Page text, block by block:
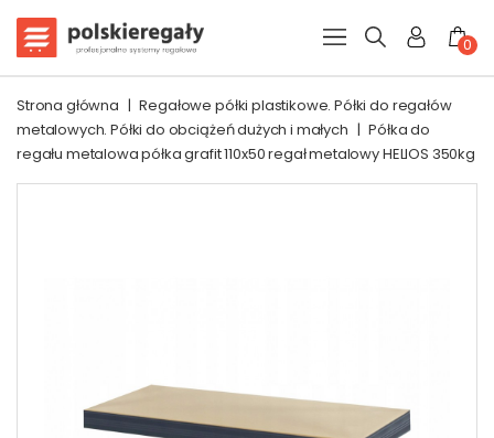
0
Strona główna | Regałowe półki plastikowe. Półki do regałów
metalowych. Półki do obciążeń dużych i małych | Półka do
regału metalowa półka grafit 110x50 regał metalowy HELIOS 350kg